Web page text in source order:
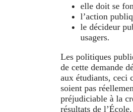
elle doit se
l’action
le décideur
usagers.
Les politiques
de cette demande
aux étudiants, ceci
soient pas
préjudiciable à la
résultats de